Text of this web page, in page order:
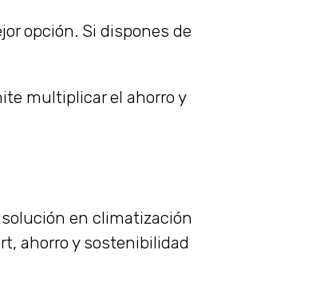
opción. Si dispones de
multiplicar el ahorro y
en climatización
ahorro y sostenibilidad